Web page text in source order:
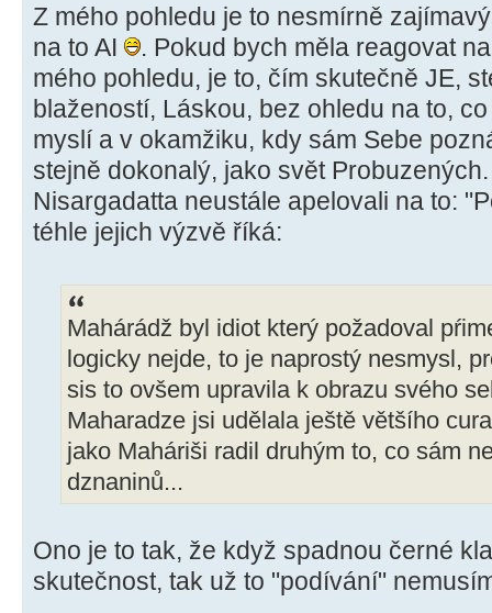
Z mého pohledu je to nesmírně
na to AI
. Pokud bych měla reagovat
mého pohledu, je to, čím skutečně JE,
blažeností, Láskou, bez ohledu na to,
myslí a v okamžiku, kdy sám Sebe
stejně dokonalý, jako svět
Nisargadatta neustále apelovali na to:
téhle jejich výzvě říká:
Mahárádž byl idiot který požadoval
logicky nejde, to je naprostý nesmysl,
sis to ovšem upravila k obrazu svého
Maharadze jsi udělala ještě většího
jako Maháriši radil druhým to, co sám
dznaninů...
Ono je to tak, že když spadnou černé
skutečnost, tak už to "podívání"